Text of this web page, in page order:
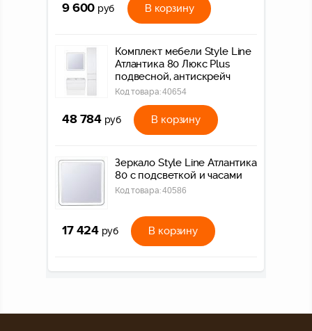
9 600 руб В корзину
Комплект мебели Style Line
Атлантика 80 Люкс Plus
подвесной, антискрейч
Код товара:40654
48 784 руб В корзину
Зеркало Style Line Атлантика
80 с подсветкой и часами
Код товара:40586
17 424 руб В корзину